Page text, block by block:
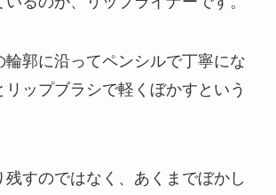
輪郭に沿ってペンシルで丁寧にな
リップブラシで軽くぼかすという
すのではなく、あくまでぼかし